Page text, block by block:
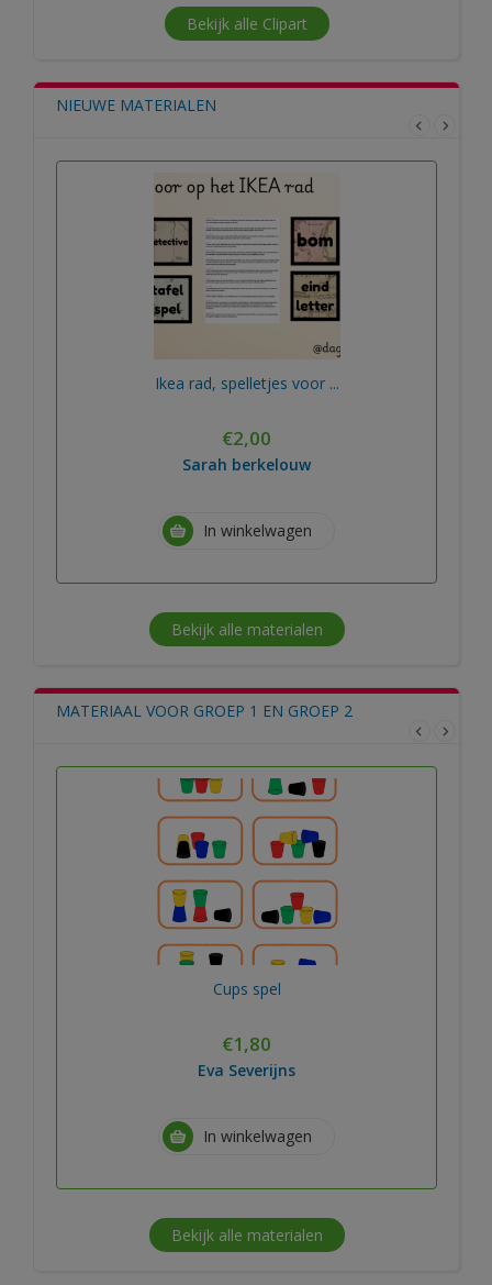
Bekijk alle Clipart
NIEUWE MATERIALEN
Ikea rad, spelletjes voor ...
€2,00
Sarah berkelouw
In winkelwagen
Bekijk alle materialen
MATERIAAL VOOR GROEP 1 EN GROEP 2
Cups spel
€1,80
Eva Severijns
In winkelwagen
Bekijk alle materialen